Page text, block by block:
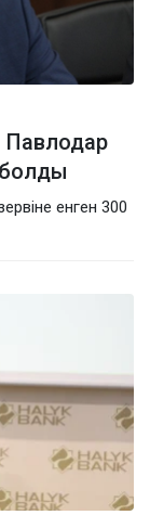
енген 300